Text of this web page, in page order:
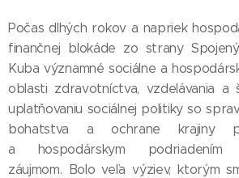
Počas dlhých rokov a napriek
finančnej blokáde zo strany
Kuba významné sociálne a
oblasti zdravotníctva, vzdelávania
uplatňovaniu sociálnej politiky so
bohatstva a ochrane krajiny
a hospodárskym podriadením
záujmom. Bolo veľa výziev, ktorým